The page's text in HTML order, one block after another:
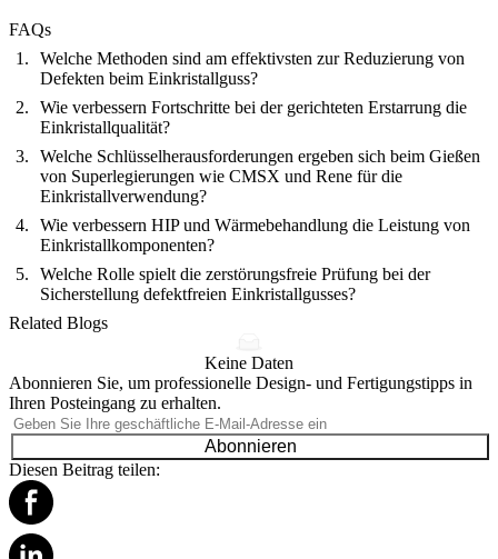
FAQs
Welche Methoden sind am effektivsten zur Reduzierung von
Defekten beim Einkristallguss?
Wie verbessern Fortschritte bei der gerichteten Erstarrung die
Einkristallqualität?
Welche Schlüsselherausforderungen ergeben sich beim Gießen
von Superlegierungen wie CMSX und Rene für die
Einkristallverwendung?
Wie verbessern HIP und Wärmebehandlung die Leistung von
Einkristallkomponenten?
Welche Rolle spielt die zerstörungsfreie Prüfung bei der
Sicherstellung defektfreien Einkristallgusses?
Related Blogs
Keine Daten
Abonnieren Sie, um professionelle Design- und Fertigungstipps in
Ihren Posteingang zu erhalten.
Abonnieren
Diesen Beitrag teilen: